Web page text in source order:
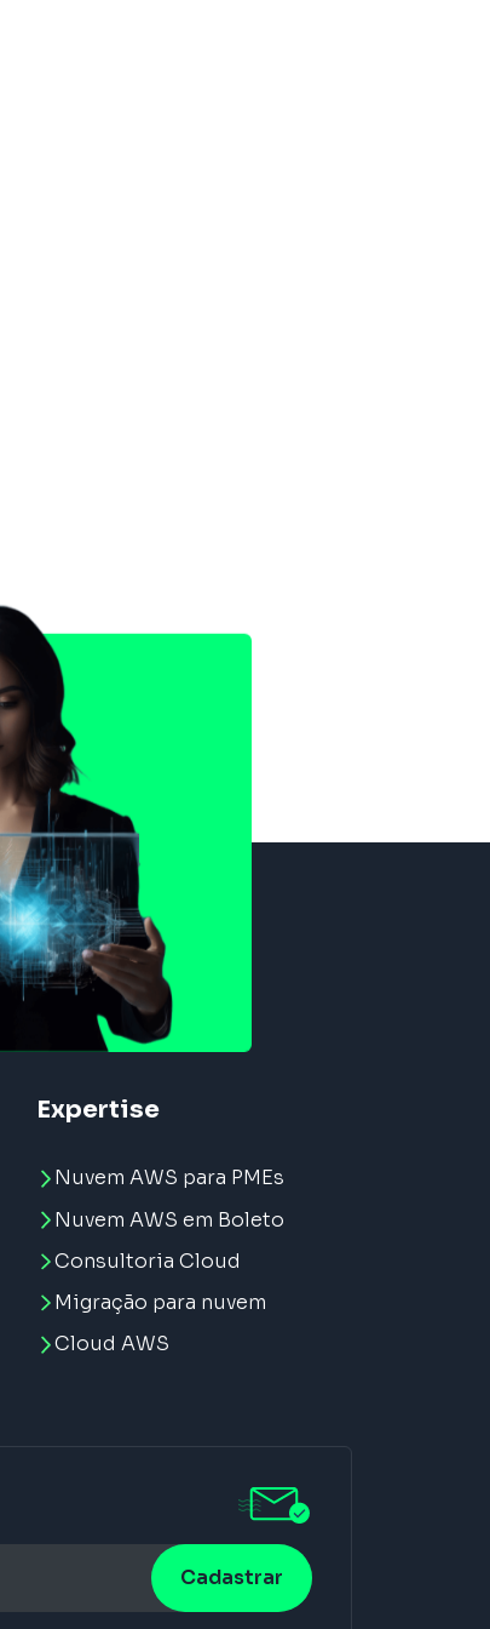
Expertise
Nuvem AWS para PMEs
Nuvem AWS em Boleto
Consultoria Cloud
Migração para nuvem
Cloud AWS